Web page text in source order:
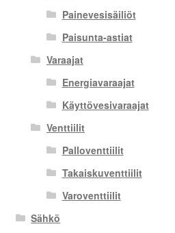
Painevesisäiliöt
Paisunta-astiat
Varaajat
Energiavaraajat
Käyttövesivaraajat
Venttiilit
Palloventtiilit
Takaiskuventtiilit
Varoventtiilit
Sähkö